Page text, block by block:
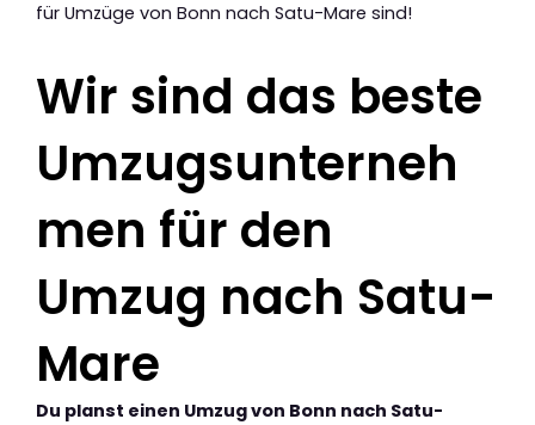
für Umzüge von Bonn nach Satu-Mare sind!
Wir sind das beste
Umzugsunterneh
men für den
Umzug nach Satu-
Mare
Du planst einen Umzug von Bonn nach Satu-